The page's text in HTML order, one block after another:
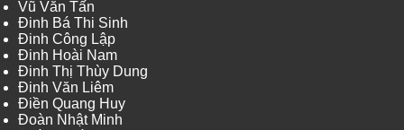
Vũ Văn Tấn
Đinh Bá Thi Sinh
Đinh Công Lập
Đinh Hoài Nam
Đinh Thị Thùy Dung
Đinh Văn Liêm
Điền Quang Huy
Đoàn Nhật Minh